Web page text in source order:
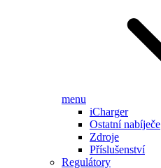
menu
iCharger
Ostatní nabíječe
Zdroje
Příslušenství
Regulátory